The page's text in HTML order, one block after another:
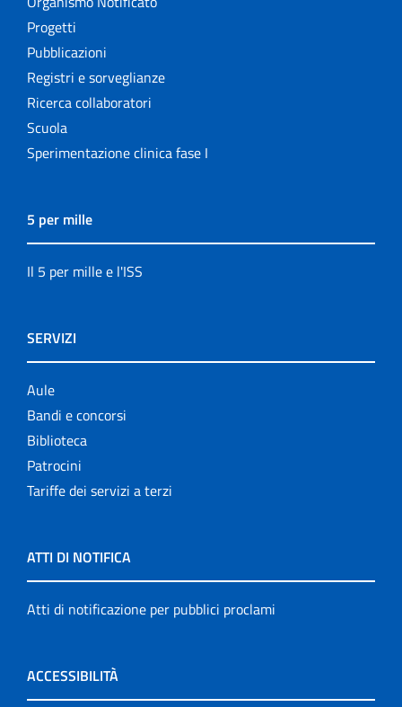
Progetti
Pubblicazioni
Registri e sorveglianze
Ricerca collaboratori
Scuola
Sperimentazione clinica fase I
5 per mille
Il 5 per mille e l'ISS
SERVIZI
Aule
Bandi e concorsi
Biblioteca
Patrocini
Tariffe dei servizi a terzi
ATTI DI NOTIFICA
Atti di notificazione per pubblici proclami
ACCESSIBILITÀ